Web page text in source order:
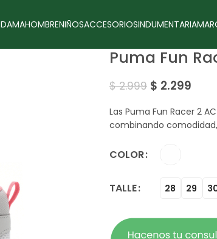
DAMAHOMBRENIÑOSACCESORIOSINDUMENTARIA
Puma Fun
$2.999 $ 2.299
Las Puma Fun Racer 2
combinando
COLOR
TALLE 28 29